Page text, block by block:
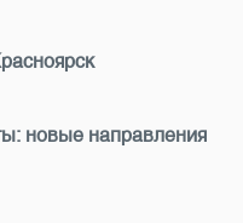
новые направления